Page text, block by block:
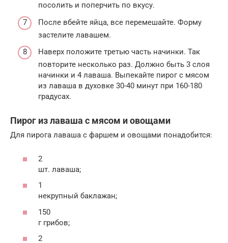
посолить и поперчить по вкусу.
После вбейте яйца, все перемешайте. Форму
застелите лавашем.
Наверх положите третью часть начинки. Так
повторите несколько раз. Должно быть 3 слоя
начинки и 4 лаваша. Выпекайте пирог с мясом
из лаваша в духовке 30-40 минут при 160-180
градусах.
Пирог из лаваша с мясом и овощами
Для пирога лаваша с фаршем и овощами понадобится:
2
шт. лаваша;
1
некрупный баклажан;
150
г грибов;
2